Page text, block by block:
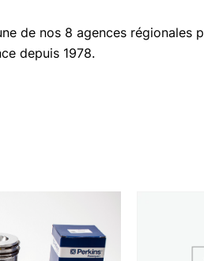
de nos 8 agences
depuis 1978.